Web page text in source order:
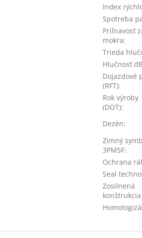
Index
Spotreba
Priľnavosť
mokra:
Trieda
Hlučnosť
Dojazdové
(RFT):
Rok výroby
(DOT):
Dezén:
Zimný
3PMSF:
Ochrana
Seal
Zosilnená
konštrukcia